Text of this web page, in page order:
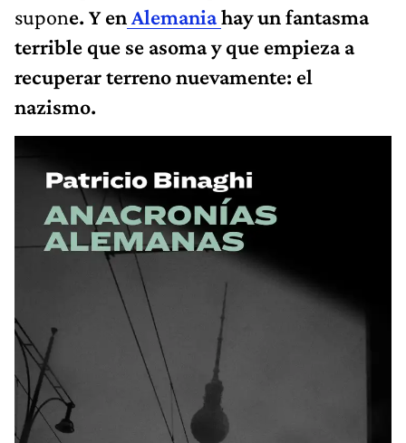
supone. Y enAlemaniahay un fantasma
terrible que se asoma y que empieza a
recuperar terreno nuevamente: el
nazismo.